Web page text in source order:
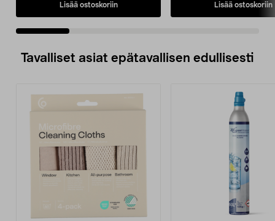
Lisää ostoskoriin Lisää ostoskoriin
Tavalliset asiat epätavallisen edullisesti